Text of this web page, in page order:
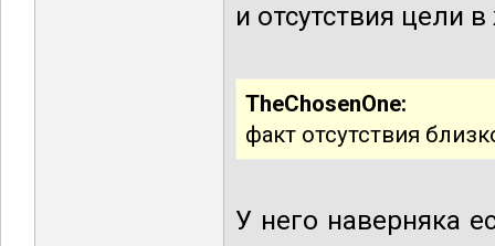
и отсутствия цели
TheChosenOne:
факт отсутствия
У него наверняка